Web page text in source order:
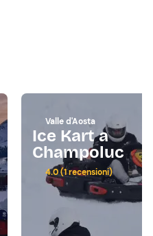
Valle d'Aosta
Ice Kart a
Champoluc
4.0 (1 recensioni)